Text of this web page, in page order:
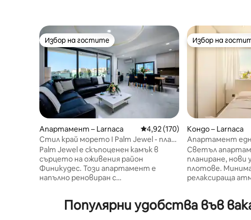
Избор на гостите
Избор на гостите
Апартамент – Larnaca Средна оценка: 4,92 от 5, 170
4,92 (170)
Стил край морето I Palm Jewel - плаж
Финикудес
Palm Jewel е скъпоценен камък в
сърцето на оживения район
Финикудес. Този апартамент е
напълно реновиран с
е несравним! Мястото е на няколко
минути от известния плаж
Избор на
Избор на
Кондо – Larnaca
Апартамент
морски бриз
Светъл
планиране, нови
плотове. Минималистичен стил и
релаксираща
алея
достъпно
Популярни удобства във